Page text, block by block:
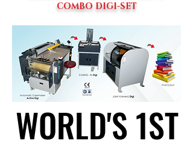
COMBO DIGI-SET
WORLD'S 1ST
WORLD'S 1ST